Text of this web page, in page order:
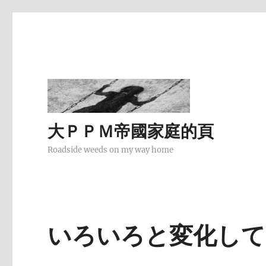
大ＰＰＭ帝國家庭的頁
Roadside weeds on my way home
いろいろと変化し